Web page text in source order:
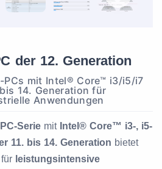
der 12. Generation
PCs mit Intel® Core™ i3/i5/i7
14. Generation für
Anwendungen
Serie mit Intel® Core™ i3-, i5-
11. bis 14. Generation bietet
für leistungsintensive